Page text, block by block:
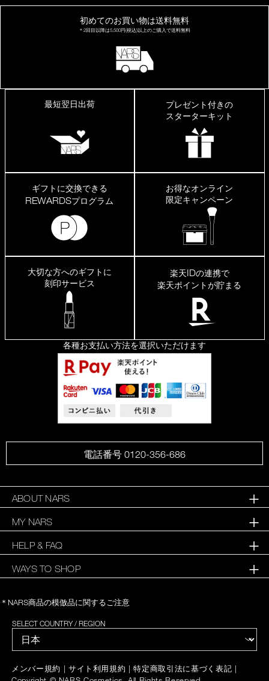
初めてのお買い物は送料無料
＊2回目以降は5,500円(税込)以上の ご購入で送料無料
最短翌日出荷
プレゼント付きの
スターターキット
ギフトに交換できる
REWARDSプログラム
お得なオンライン
限定キャンペーン
大切な方へのギフトに
刻印サービス
楽天IDの連携で
楽天ポイントが貯まる
各種お支払い方法を選択いただけます
電話番号 0120-356-686
ABOUT NARS
MY NARS
HELP & FAQ
WAYS TO SHOP
＊NARS商品の模倣品に関するご注意
SELECT COUNTRY / REGION
メンバー規約 | サイト利用規約 |特定商取引法に基づく表記 |